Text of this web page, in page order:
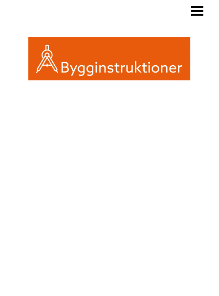
ATTEFALL ELLER FRIGGEBOD
INREDA EN FRIGGEBOD